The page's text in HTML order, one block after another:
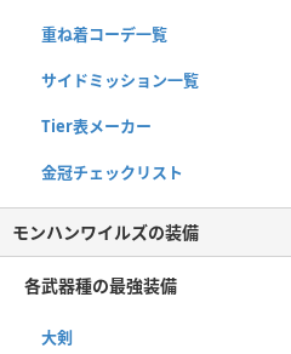
重ね着コーデ一覧
サイドミッション一覧
Tier表メーカー
金冠チェックリスト
モンハンワイルズの装備
各武器種の最強装備
大剣